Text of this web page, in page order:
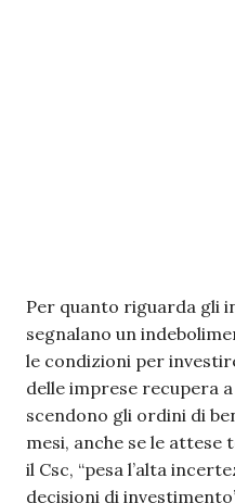
Per quanto riguarda gli
segnalano un
le condizioni per
delle imprese recupera
scendono gli ordini di
mesi, anche se le attese
il Csc, “pesa l’alta
decisioni di